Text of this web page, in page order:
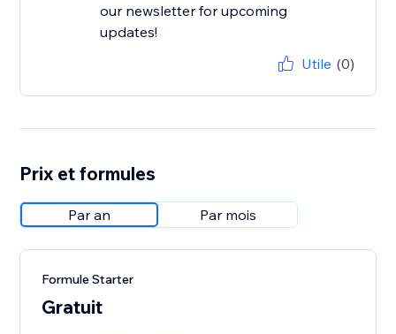
our newsletter for upcoming
updates!
Utile (0)
Prix et formules
Par an Par mois
Formule Starter
Gratuit